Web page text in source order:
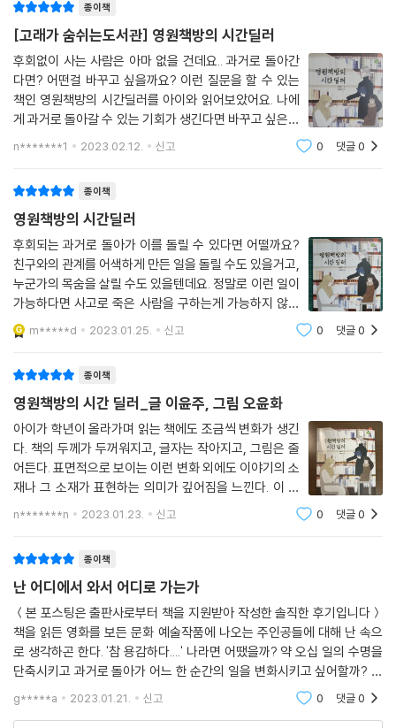
종이책
[고래가 숨쉬는도서관] 영원책방의 시간딜러
후회없이 사는 사람은 아마 없을 건데요.. 과거로 돌아간
다면? 어떤걸 바꾸고 싶을까요? 이런 질문을 할 수 있는
책인 영원책방의 시간딜러를 아이와 읽어보았어요. 나에
게 과거로 돌아갈 수 있는 기회가 생긴다면 바꾸고 싶은게
무엇인지 생각해보게 했답니다. 영원책방에 가면 있는
n*******1 2023.02.12. 신고 0 댓글0
종이책
영원책방의 시간딜러
후회되는 과거로 돌아가 이를 돌릴 수 있다면 어떨까요?
친구와의 관계를 어색하게 만든 일을 돌릴 수도 있을거고,
누군가의 목숨을 살릴 수도 있을텐데요. 정말로 이런 일이
가능하다면 사고로 죽은 사람을 구하는게 가능하지 않을
까 싶은데요. ＜영원책방의 시간딜러＞에서는 한 달 이내
의 과거로 돌아가는 일이 가능하답니다. 과거에 머물 수
m*****d 2023.01.25. 신고 0 댓글0
종이책
영원책방의 시간 딜러_글 이윤주, 그림 오윤화
아이가 학년이 올라가며 읽는 책에도 조금씩 변화가 생긴
다. 책의 두께가 두꺼워지고, 글자는 작아지고, 그림은 줄
어든다. 표면적으로 보이는 이런 변화 외에도 이야기의 소
재나 그 소재가 표현하는 의미가 깊어짐을 느낀다. 이 책
또한 그런 느낌을 주었다. 우선 이 이야기의 줄거리는 대
n*******n 2023.01.23. 신고 0 댓글0
종이책
난 어디에서 와서 어디로 가는가
＜본 포스팅은 출판사로부터 책을 지원받아 작성한 솔직한 후기입니다＞
책을 읽든 영화를 보든 문화 예술작품에 나오는 주인공들에 대해 난 속으
로 생각하곤 한다. '참 용감하다....' 나라면 어땠을까? 약 오십 일의 수명을
단축시키고 과거로 돌아가 어느 한 순간의 일을 변화시키고 싶어할까? 그
래. 내게도 흔히 얘기하는 흑역사가 있지. 부끄럽고 부끄러
g*****a 2023.01.21. 신고 0 댓글0